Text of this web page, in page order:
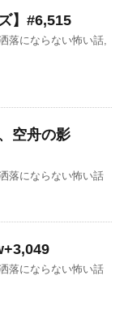
】#6,515
落にならない怖い話,
空舟の影
落にならない怖い話
落にならない怖い話